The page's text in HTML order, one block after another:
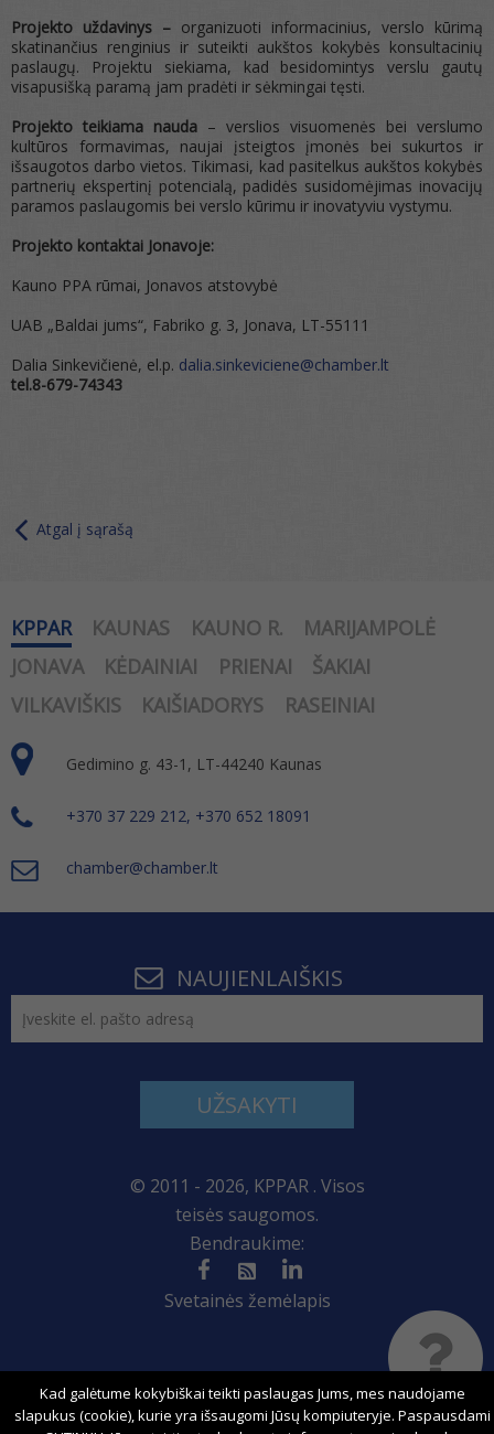
Projekto uždavinys – organizuoti informacinius, verslo kūrimą
skatinančius renginius ir suteikti aukštos kokybės konsultacinių
paslaugų. Projektu siekiama, kad besidomintys verslu gautų
visapusišką paramą jam pradėti ir sėkmingai tęsti.
Projekto teikiama nauda – verslios visuomenės bei verslumo
kultūros formavimas, naujai įsteigtos įmonės bei sukurtos ir
išsaugotos darbo vietos. Tikimasi, kad pasitelkus aukštos kokybės
partnerių ekspertinį potencialą, padidės susidomėjimas inovacijų
paramos paslaugomis bei verslo kūrimu ir inovatyviu vystymu.
Projekto kontaktai Jonavoje:
Kauno PPA rūmai, Jonavos atstovybė
UAB „Baldai jums“, Fabriko g. 3, Jonava, LT-55111
Dalia Sinkevičienė, el.p. dalia.sinkeviciene@chamber.lt
tel.8-679-74343
Atgal į sąrašą
KPPAR KAUNAS KAUNO R.
MARIJAMPOLĖ
JONAVA
KĖDAINIAI PRIENAI
ŠAKIAI
VILKAVIŠKIS
KAIŠIADORYS RASEINIAI
Gedimino g. 43-1, LT-44240 Kaunas
+370 37 229 212, +370 652 18091
chamber@chamber.lt
NAUJIENLAIŠKIS
UŽSAKYTI
© 2011 - 2026, KPPAR . Visos
teisės saugomos.
Bendraukime:
Svetainės žemėlapis
Sprendimas:
Kad galėtume kokybiškai teikti paslaugas Jums, mes naudojame
slapukus (cookie), kurie yra išsaugomi Jūsų kompiuteryje. Paspausdami